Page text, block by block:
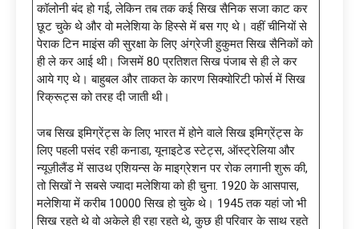
कॉलोनी बंद हो गई, लेकिन तब तक कई सिख सैनिक सजा काट कर
छूट चुके थे और वो मलेशिया के हिस्से में बस गए थे। वहीं चीनियों से
पेराक टिन माइंस की सुरक्षा के लिए अंग्रेजी हुकुमत सिख सैनिकों को
ही ले कर आई थी। जिसमें 80 प्रतिशत सिख पंजाब से ही ले कर
आये गए थे। बाहुबल और ताकत के कारण सिक्योरिटी फोर्स में सिख
रिक्रूट्स को तरह दी जाती थी।
जब सिख इमिग्रेंट्स के लिए भारत में होने वाले सिख इमिग्रेंट्स के
लिए पहली पसंद रही कनाडा, यूनाइटेड स्टेट्स, ऑस्ट्रेलिया और
न्यूज़ीलैंड में साउथ एशियन्स के माइग्रेशन पर रोक लगानी शुरू की,
तो सिखों ने सबसे ज्यादा मलेशिया को ही चुना. 1920 के आसपास,
मलेशिया में करीब 10000 सिख हो चुके थे। 1945 तक यहां जो भी
सिख रहते थे वो अकेले ही रहा रहते थे, कुछ ही परिवार के साथ रहते